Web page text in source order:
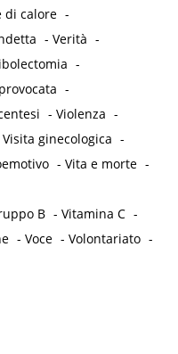
di calore -
-Verità -
-
-
-Violenza -
Visita ginecologica -
-Vita e morte -
B -Vitamina C -
-Voce -Volontariato -